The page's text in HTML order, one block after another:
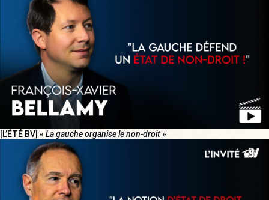
[L’ÉTÉ BV] « La gauche organise le non-droit»